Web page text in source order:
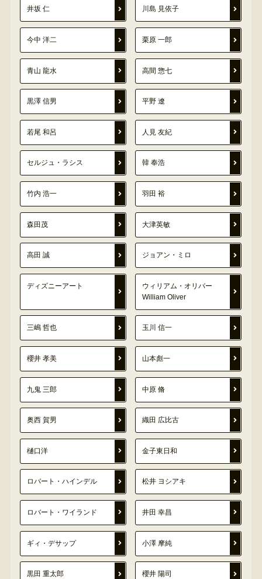
井坂 仁 川島 見依子
今中 洋二 栗原 一郎
青山 龍水 高間 惣七
黒澤 信男 平野 遼
若尾 和呂 人見 友紀
セルジュ・ラシス 韓 奉浩
竹内 浩一 羽田 裕
森田茂 大津英敏
高田 誠 ジョアン・ミロ
ディズニーアート
ウィリアム・オリバー
William Oliver
三嶋 哲也 玉川 信一
櫻井 孝美 山本彪一
九鬼 三郎 中原 脩
奥西 賀男 織田 広比古
樋口洋 金子東日和
ロバート・ハインデル 松井 ヨシアキ
ロバート・ワイランド 井田 幸昌
ギィ・デサップ 小澤 摩純
黒田 重太郎 櫻井 陽司